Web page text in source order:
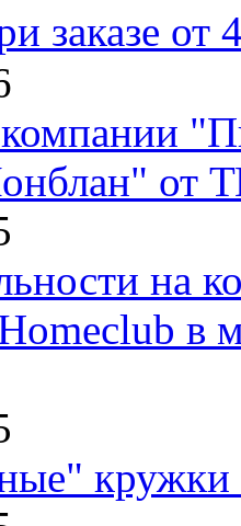
заказе от
от
на
в
кружки